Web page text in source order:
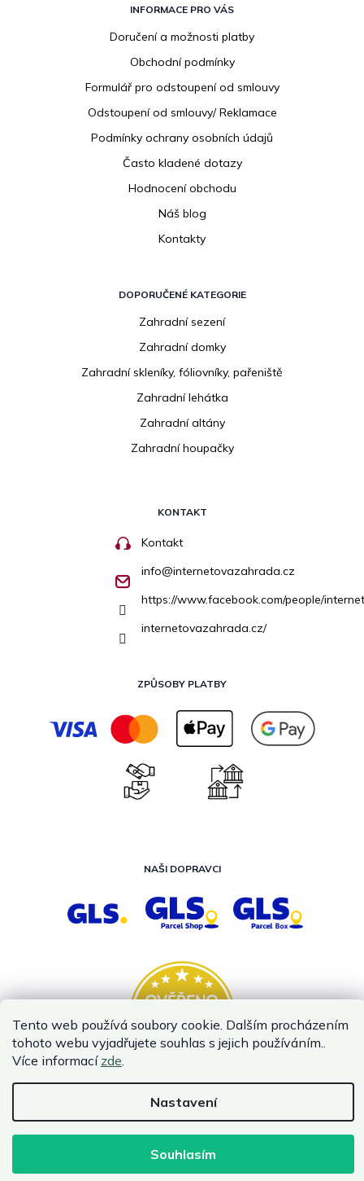
Tento web používá soubory cookie. Dalším procházením
tohoto webu vyjadřujete souhlas s jejich používáním..
Více informací zde.
Nastavení
Souhlasím
Infolinka je z technických příčin nedostupná. Kontaktujte
nás prosím emailem.
INFORMACE PRO VÁS
Doručení a možnosti platby
Obchodní podmínky
Formulář pro odstoupení od smlouvy
Odstoupení od smlouvy/ Reklamace
Podmínky ochrany osobních údajů
Často kladené dotazy
Hodnocení obchodu
Náš blog
Kontakty
DOPORUČENÉ KATEGORIE
Zahradní sezení
Zahradní domky
Zahradní skleníky, fóliovníky, pařeniště
Zahradní lehátka
Zahradní altány
Zahradní houpačky
KONTAKT
Kontakt
info@internetovazahrada.cz
https://www.facebook.com/people/
internetovazahrada.cz/
ZPŮSOBY PLATBY
NAŠI DOPRAVCI
Vytvořil Shoptet